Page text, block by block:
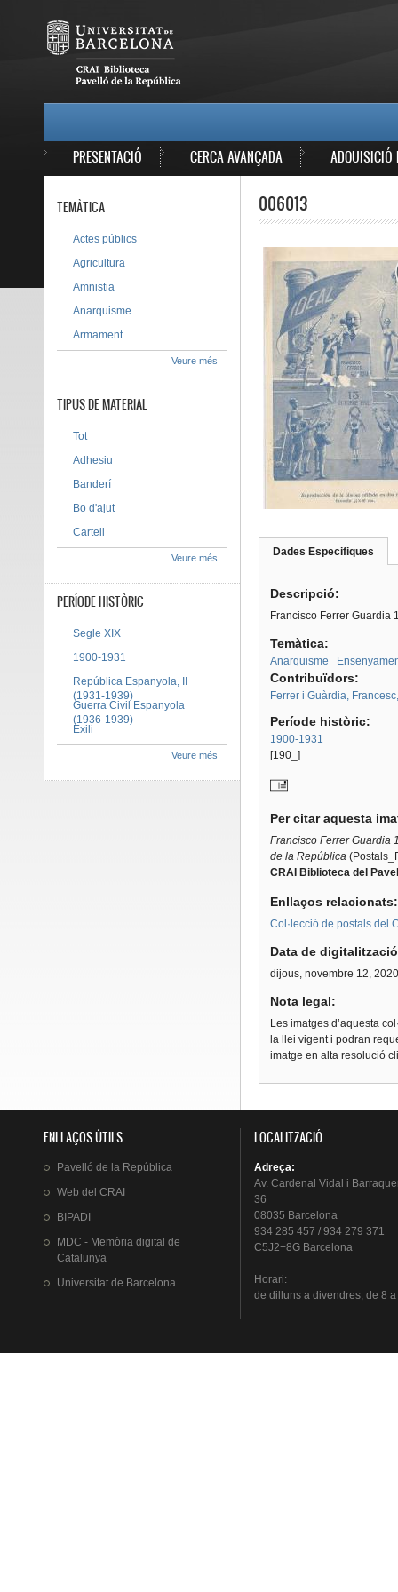
PRESENTACIÓ CERCA AVANÇADA ADQUISICIÓ
006013
Dades Especifiques
Descripció:
Francisco Ferrer Guardia
Temàtica:
Anarquisme
Contribuïdors:
Ferrer i Guàrdia,
Període històric:
1900-1931
[190_]
Per citar aquesta
Francisco Ferrer Guardia
de la República
CRAI Biblioteca del
Enllaços
Col·lecció de postals del
Data de
dijous, novembre 12, 2020
Nota legal:
Les imatges d’aquesta
la llei vigent i podran
imatge en alta resolució
TEMÀTICA
Actes públics
Agricultura
Amnistia
Anarquisme
Armament
Veure més
TIPUS DE MATERIAL
Tot
Adhesiu
Banderí
Bo d'ajut
Cartell
Veure més
PERÍODE HISTÒRIC
Segle XIX
1900-1931
República Espanyola, II
(1931-1939)
Guerra Civil Espanyola
(1936-1939)
Exili
Veure més
ENLLAÇOS ÚTILS
Pavelló de la República
Web del CRAI
BIPADI
MDC - Memòria digital de
Catalunya
Universitat de Barcelona
LOCALITZACIÓ
Adreça:
Av. Cardenal Vidal i
36
08035 Barcelona
934 285 457 / 934 279 371
C5J2+8G Barcelona
Horari:
de dillunsa divendres, de 8